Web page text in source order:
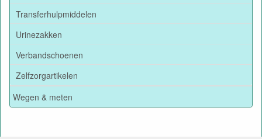
Transferhulpmiddelen
Urinezakken
Verbandschoenen
Zelfzorgartikelen
Wegen & meten